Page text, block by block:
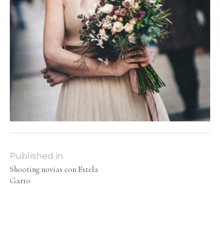
Published in
Shooting novias con Estela
Garro